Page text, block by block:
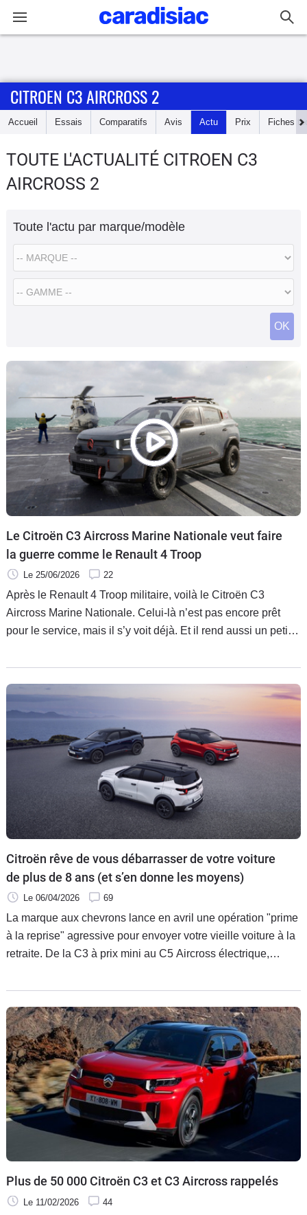
Accueil
Essais
Electriques
Utilitaires
Forum
Moto
Marques
CITROEN C3 AIRCROSS 2
Accueil Essais Comparatifs Avis Actu Prix Fiches
TOUTE L'ACTUALITÉ CITROEN C3
AIRCROSS 2
Toute l'actu par marque/modèle
OK
Le Citroën C3 Aircross Marine Nationale veut faire
la guerre comme le Renault 4 Troop
Le 25/06/2026 22
Après le Renault 4 Troop militaire, voilà le Citroën C3
Aircross Marine Nationale. Celui-là n’est pas encore prêt
pour le service, mais il s’y voit déjà. Et il rend aussi un petit
Citroën rêve de vous débarrasser de votre voiture
de plus de 8 ans (et s’en donne les moyens)
Le 06/04/2026 69
La marque aux chevrons lance en avril une opération "prime
à la reprise" agressive pour envoyer votre vieille voiture à la
retraite. De la C3 à prix mini au C5 Aircross électrique,
commerciale des plus alléchantes sur le papier. Faut-il
foncer? Décryptage.
Plus de 50 000 Citroën C3 et C3 Aircross rappelés
Le 11/02/2026 44